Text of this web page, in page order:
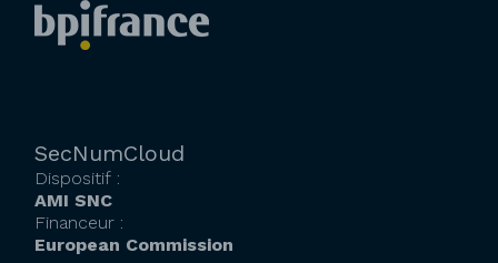
SecNumCloud
Dispositif :
AMI SNC
Financeur :
European Commission